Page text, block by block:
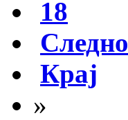
18
Следно
Крај
»